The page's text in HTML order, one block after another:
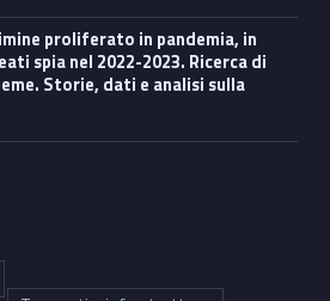
spia nel 2022-2023. Ricerca di
Storie, dati e analisi sulla